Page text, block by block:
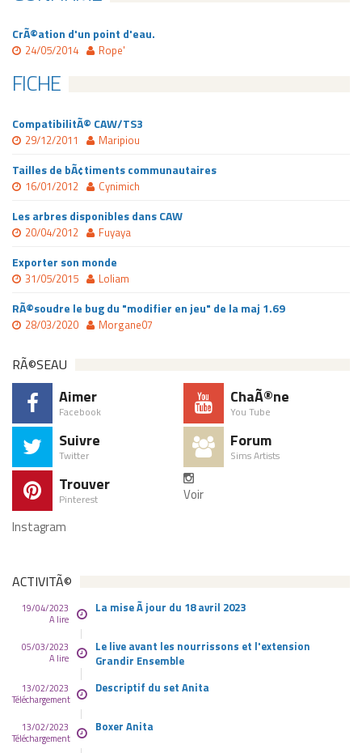
CrÃ©ation d'un point d'eau.
24/05/2014 Rope'
FICHE
CompatibilitÃ© CAW/TS3
29/12/2011 Maripiou
Tailles de bÃ¢timents communautaires
16/01/2012 Cynimich
Les arbres disponibles dans CAW
20/04/2012 Fuyaya
Exporter son monde
31/05/2015 Loliam
RÃ©soudre le bug du "modifier en jeu" de la maj 1.69
28/03/2020 Morgane07
RÃ©SEAU
Aimer
Facebook
ChaÃ®ne
You Tube
Suivre
Twitter
Forum
Sims Artists
Trouver
Pinterest
Voir
Instagram
ACTIVITÃ©
19/04/2023
A lire
La mise Ã jour du 18 avril 2023
05/03/2023
A lire
Le live avant les nourrissons et l'extension
Grandir Ensemble
13/02/2023
Téléchargement
Descriptif du set Anita
13/02/2023
Téléchargement
Boxer Anita